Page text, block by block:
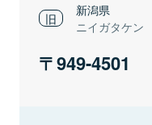
新潟県
ニイガタケン
949-4501